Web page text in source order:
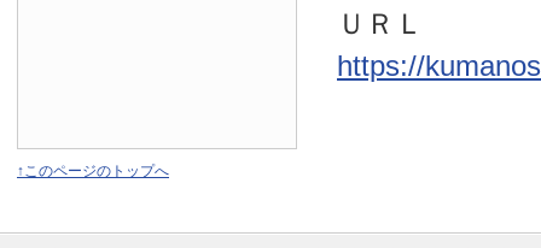
ＵＲＬ
https://
↑このページのトップへ